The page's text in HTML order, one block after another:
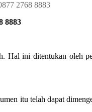
8883
Hal ini ditentukan
itu telah dapat